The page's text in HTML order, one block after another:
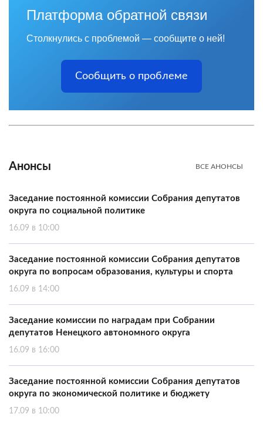
Платформа обратной связи
Столкнулись с проблемой — сообщите о ней!
Сообщить о проблеме
Анонсы ВСЕ АНОНСЫ
Заседание постоянной комиссии Собрания депутатов
округа по социальной политике
16.09 в 10:00
Заседание постоянной комиссии Собрания депутатов
округа по вопросам образования, культуры и спорта
16.09 в 14:00
Заседание комиссии по наградам при Собрании
депутатов Ненецкого автономного округа
16.09 в 16:00
Заседание постоянной комиссии Собрания депутатов
округа по экономической политике и бюджету
17.09 в 10:00